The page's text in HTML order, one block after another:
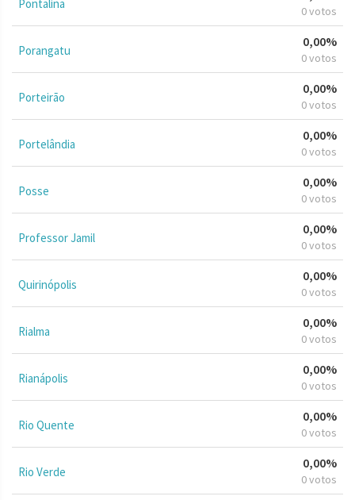
Pontalina 0 votos
Porangatu
0,00%
0 votos
Porteirão
0,00%
0 votos
Portelândia
0,00%
0 votos
Posse
0,00%
0 votos
Professor Jamil
0,00%
0 votos
Quirinópolis
0,00%
0 votos
Rialma
0,00%
0 votos
Rianápolis
0,00%
0 votos
Rio Quente
0,00%
0 votos
Rio Verde
0,00%
0 votos